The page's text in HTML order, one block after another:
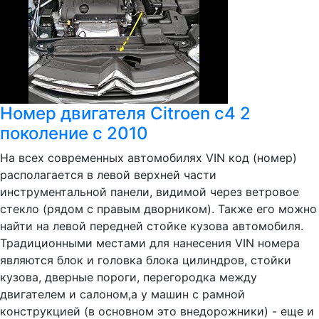
Номер двигателя Citroen c4 2
поколение с 2010
На всех современных автомобилях VIN код (номер)
располагается в левой верхней части
инструментальной панели, видимой через ветровое
стекло (рядом с правым дворником). Также его можно
найти на левой передней стойке кузова автомобиля.
Традиционными местами для нанесения VIN номера
являются блок и головка блока цилиндров, стойки
кузова, дверные пороги, перегородка между
двигателем и салоном,а у машин с рамной
конструкцией (в основном это внедорожники) - еще и